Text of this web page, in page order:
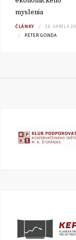
myslenia
ČLÁNKY
16. APRÍLA
PETER GONDA